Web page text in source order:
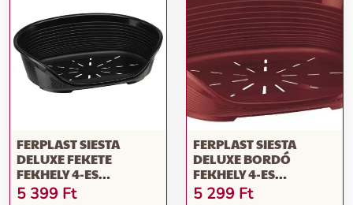
FERPLAST SIESTA
DELUXE FEKETE
FEKHELY 4-ES
(70204936)
5 399 Ft
FERPLAST SIESTA
DELUXE BORDÓ
FEKHELY 4-ES
(70204929)
5 299 Ft